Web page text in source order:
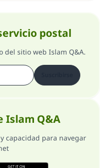
postal
del sitio web Islam Q&A.
Islam Q&A
capacidad para navegar